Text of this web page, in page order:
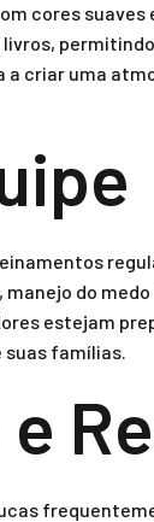
cores
criar uma
do
estejam
suas famílias.